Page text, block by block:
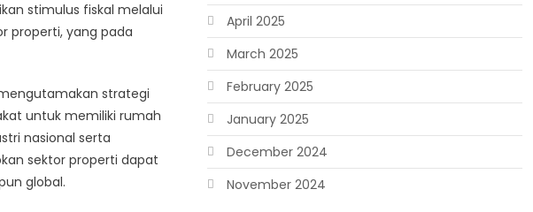
stimulus fiskal melalui
properti, yang pada
strategi
untuk memiliki rumah
nasional serta
sektor properti dapat
global.
April 2025
March 2025
February 2025
January 2025
December 2024
November 2024